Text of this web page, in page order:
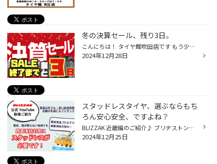
冬の決算セール、残り3日。
こんにちは！ タイヤ館吹田店です もう少しで終わってしまう、冬の決算セール… まだチャンスはあります！是非お待ちしております 本日は大変ご好評頂いている 夏タイヤ、スタッドレスタイヤ どちらにも対応可能なタイヤのサブスク！！ ˳◌* ┈ ┈Moboxのご紹介┈ ┈ *◌ Moboxは、ブリヂストンが提案する ...
2024年12月28日
スタッドレスタイヤ、選ぶならもち
ろん安心安全、ですよね？
BLIZZAK 近畿編のご紹介♪ ブリヂストン公式YouTube BLIZZAK 近畿編はこちらをクリック いつもタイヤ館吹田店をご利用いただき、 誠にありがとうございます♪ 今年のBLIZZAKのCMはもうご覧いただけましたか？ 今回は近畿の冬道をピックアップした 『BLIZZAK 近畿編』をご紹介！ 最低気温3℃以下で路面...
2024年12月25日